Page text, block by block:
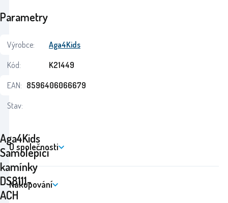
Aga4Kids
Samolepící
kamínky
DS8111-
ACH
Parametry
Výrobce:
Aga4Kids
Kód:
K21449
EAN: 8596406066679
Stav:
O společnosti
Nakupování